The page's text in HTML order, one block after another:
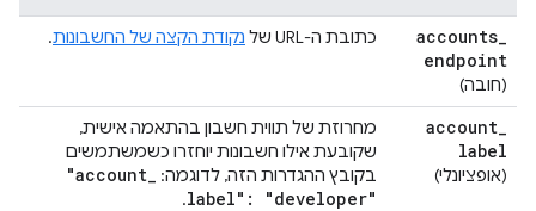
accounts_
endpoint
(חובה)
כתובת ה-URL של נקודת הקצה של החשבונות.
account_
label
(אופציונלי)
מחרוזת של תווית חשבון בהתאמה אישית,
שקובעת אילו חשבונות יוחזרו כשמשתמשים
בקובץ ההגדרות הזה, לדוגמה:
"account_
label": "developer"
.